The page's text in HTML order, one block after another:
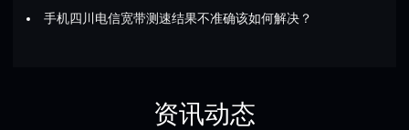
手机四川电信宽带测速结果不准确该如何解决？
资讯动态